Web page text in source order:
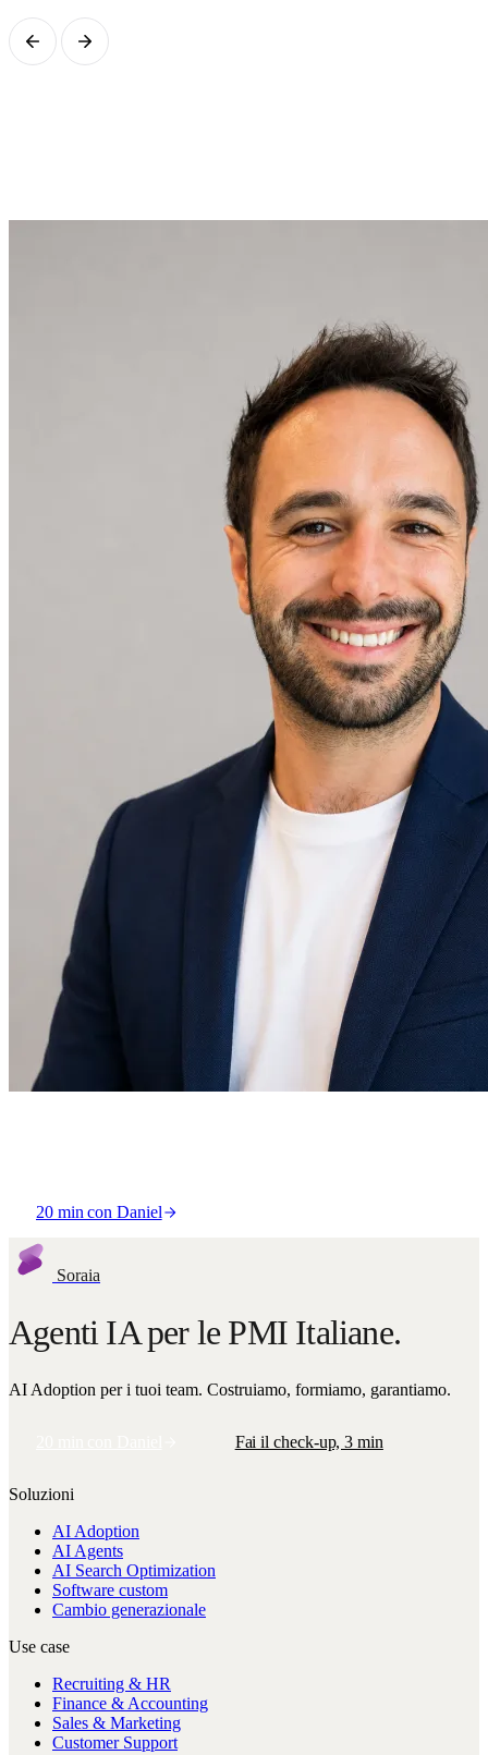
20 min con Daniel
Soraia
Agenti IA per le PMI Italiane.
AI Adoption per i tuoi team. Costruiamo, formiamo, garantiamo.
Fai il check-up, 3 min
Soluzioni
AI Adoption
AI Agents
AI Search Optimization
Software custom
Cambio generazionale
Use case
Recruiting & HR
Finance & Accounting
Sales & Marketing
Customer Support